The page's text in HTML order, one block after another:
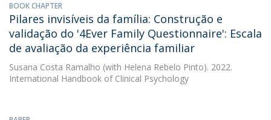
BOOK CHAPTER
Pilares invisíveis da família: Construção e
validação do '4Ever Family Questionnaire': Escala
de avaliação da experiência familiar
Susana Costa Ramalho (with Helena Rebelo Pinto). 2022.
International Handbook of Clinical Psychology